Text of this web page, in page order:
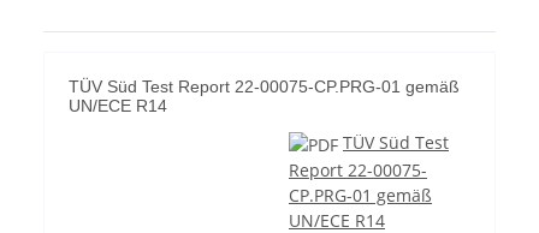
TÜV Süd Test Report 22-00075-CP.PRG-01 gemäß
UN/ECE R14
TÜV Süd Test
Report 22-00075-
CP.PRG-01 gemäß
UN/ECE R14